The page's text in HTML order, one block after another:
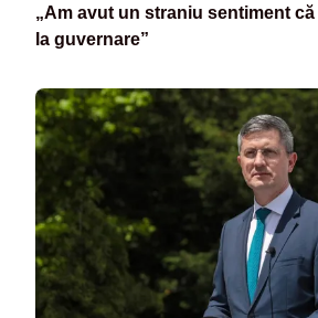
„Am avut un straniu sentiment
la guvernare”